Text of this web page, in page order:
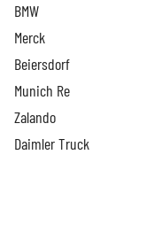
BMW
Merck
Beiersdorf
Munich Re
Zalando
Daimler Truck